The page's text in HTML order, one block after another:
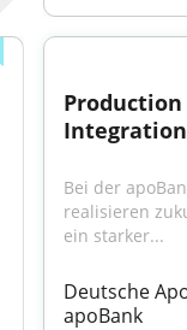
Production
Bei der
realisieren
ein starker...
Deutsche
apoBank